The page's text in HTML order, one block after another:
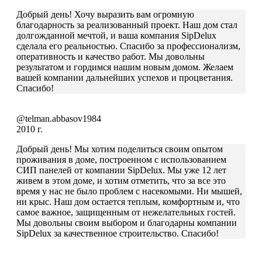
Добрый день! Хочу выразить вам огромную
благодарность за реализованный проект. Наш дом стал
долгожданной мечтой, и ваша компания SipDelux
сделала его реальностью. Спасибо за профессионализм,
оперативность и качество работ. Мы довольны
результатом и гордимся нашим новым домом. Желаем
вашей компании дальнейших успехов и процветания.
Спасибо!
@telman.abbasov1984
2010 г.
Добрый день! Мы хотим поделиться своим опытом
проживания в доме, построенном с использованием
СИП панелей от компании SipDelux. Мы уже 12 лет
живем в этом доме, и хотим отметить, что за все это
время у нас не было проблем с насекомыми. Ни мышей,
ни крыс. Наш дом остается теплым, комфортным и, что
самое важное, защищенным от нежелательных гостей.
Мы довольны своим выбором и благодарны компании
SipDelux за качественное строительство. Спасибо!